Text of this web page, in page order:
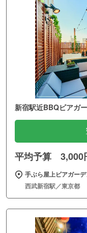
新宿駅近BBQビアガ
平均予算 3,000
手ぶら屋上ビアガー
西武新宿駅／東京都